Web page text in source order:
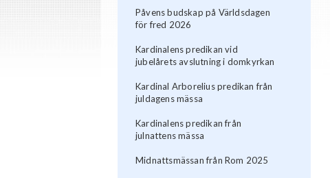
Påvens budskap på Världsdagen
för fred 2026
Kardinalens predikan vid
jubelårets avslutning i domkyrkan
Kardinal Arborelius predikan från
juldagens mässa
Kardinalens predikan från
julnattens mässa
Midnattsmässan från Rom 2025